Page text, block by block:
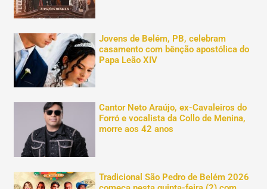
Jovens de Belém, PB, celebram
casamento com bênção apostólica do
Papa Leão XIV
Cantor Neto Araújo, ex-Cavaleiros do
Forró e vocalista da Collo de Menina,
morre aos 42 anos
Tradicional São Pedro de Belém 2026